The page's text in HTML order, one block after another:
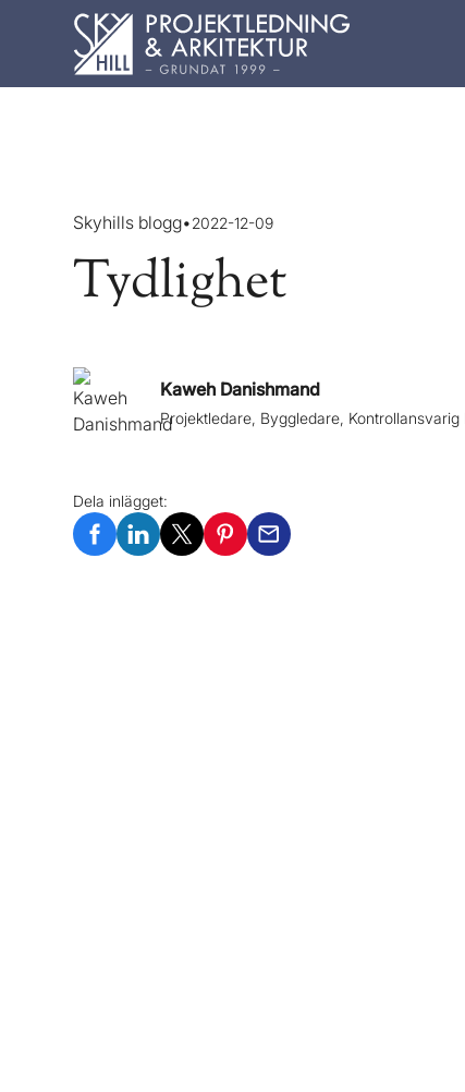
Skyhills blogg•2022-12-09
Tydlighet
Kaweh Danishmand
Projektledare, Byggledare, Kontrollansvarig
Dela inlägget: